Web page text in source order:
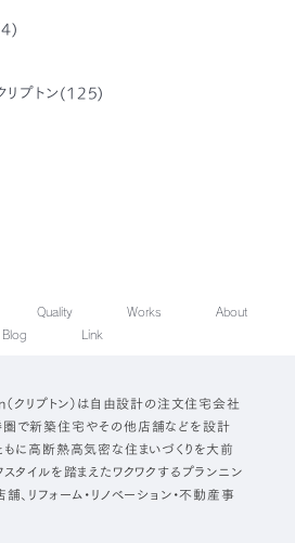
リプトン(125)
Quality Works
About
Blog
Link
リプトン）は自由設計の注文住宅会社
圏で新築住宅やその他店舗などを設計
に高断熱高気密な住まいづくりを大前
タイルを踏まえたワクワクするプランニン
、リフォーム・リノベーション・不動産事